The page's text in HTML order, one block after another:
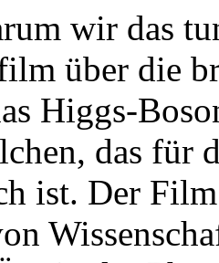
wir das
über die
Higgs-
das für
ist. Der